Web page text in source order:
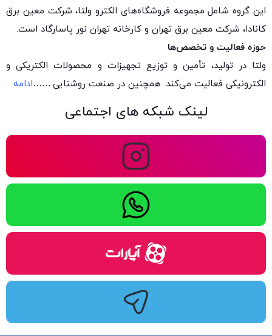
این گروه شامل مجموعه فروشگاه‌های الکترو ولتا، شرکت معین برق
کانادا، شرکت معین برق تهران و کارخانه تهران نور پاسارگاد است.
حوزه فعالیت و تخصص‌ها
ولتا در تولید، تأمین و توزیع تجهیزات و محصولات الکتریکی و
الکترونیکی فعالیت می‌کند. همچنین در صنعت روشنایی.……ادامه
لینک شبکه های اجتماعی